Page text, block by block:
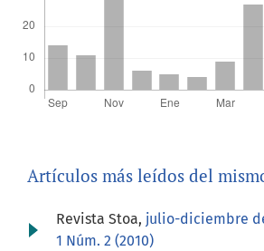
Artículos más leídos del
Revista Stoa, julio-diciembre
1 Núm. 2 (2010)